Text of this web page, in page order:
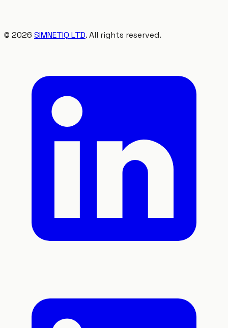
© 2026 SIMNETIQ LTD. All rights reserved.